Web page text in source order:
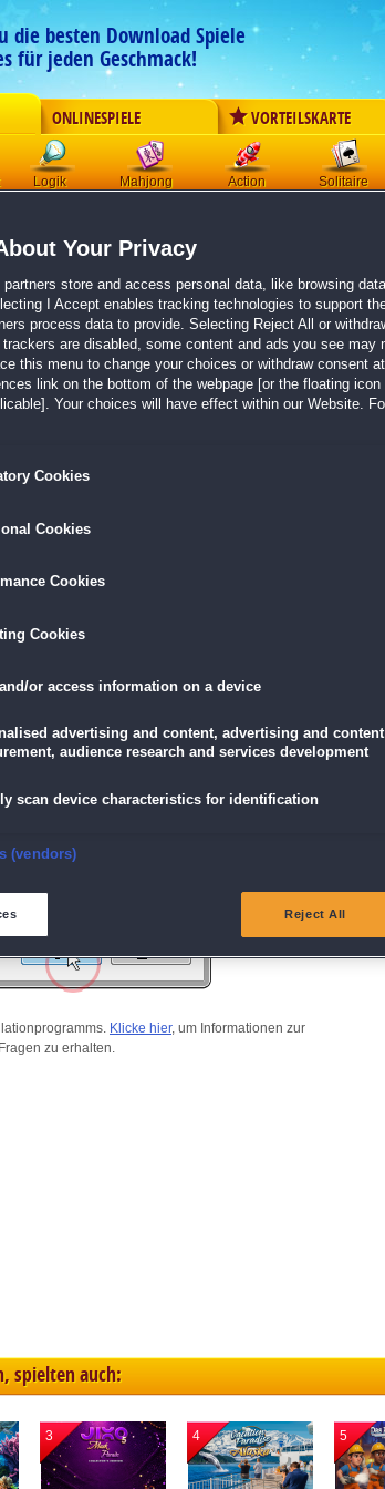
die besten Download Spiele
für jeden Geschmack!
ONLINESPIELE VORTEILSKARTE
Logik Mahjong Action Solitaire
Der Download wird automatisch gestartet für:
1001 Puzzles - Rund um die Welt: Afrika
Größe 158.3 MB
Einen Moment bitte, dein Spiel wird in5 Sekunden
Falls der Download nicht automatisch startet,klicke bitte hier.
Zurück zur Gamepage
Rand des Browserfensters angezeigt.
auf die Datei.
wird, klicke auf "Ja" (Bei Windows Vista "Fortsetzen").
Klicke hier, um Informationen zur
zu erhalten.
spielten auch:
3 4 5
Your Privacy
partners store and access personal data, like browsing
I Accept enables tracking technologies to support
process data to provide. Selecting Reject All or
are disabled, some content and ads you see may
this menu to change your choices or withdraw consent
link on the bottom of the webpage [or the floating
Your choices will have effect within our Website.
Cookies
Cookies
Cookies
Cookies
or access information on a device
advertising and content, advertising and content
audience research and services development
scan device characteristics for identification
security, prevent and detect fraud, and fix errors
and combine data from other data sources
(vendors)
Reject All